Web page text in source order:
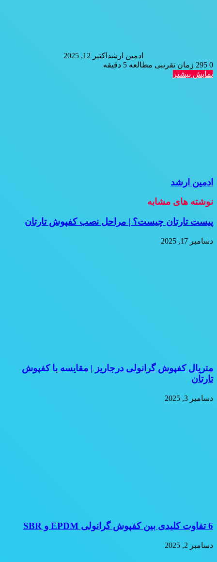
ادمین ارشد اکتبر 12, 2025
0
زمان تقریبی مطالعه 5 دقیقه
نمایش بیشتر
ادمین ارشد
نوشته های مشابه
پیست تارتان چیست؟ | مراحل نصب کفپوش تارتان
دسامبر 17, 2025
متریال کفپوش گرانولی درجاریز | مقایسه با کفپوش
تارتان
دسامبر 3, 2025
6 تفاوت کلیدی بین کفپوش گرانولی EPDM و SBR
دسامبر 2, 2025